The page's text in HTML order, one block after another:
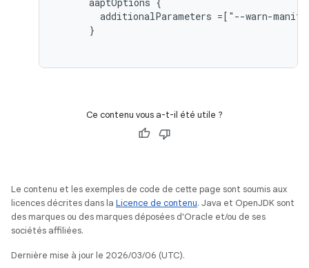
additionalParameters =["--warn-
      }
Ce contenu vous a-t-il été utile ?
Le contenu et les exemples de code de cette page sont soumis aux
licences décrites dans la Licence de contenu. Java et OpenJDK sont
des marques ou des marques déposées d'Oracle et/ou de ses
sociétés affiliées.
Dernière mise à jour le 2026/03/06 (UTC).